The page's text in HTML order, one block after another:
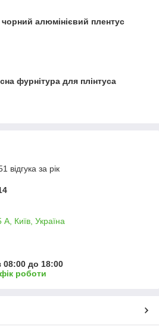
алюмінієвий плентус
фурнітура для плінтуса
відгука за рік
Київ, Україна
08:00 до 18:00
роботи